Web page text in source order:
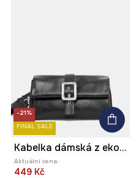
-21%
FINAL SALE
Kabelka dámská z ekokůže
Aktuální cena:
449 Kč